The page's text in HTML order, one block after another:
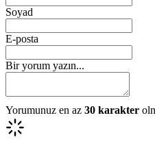
Soyad
E-posta
Bir yorum yazın...
Yorumunuz en az 30 karakter